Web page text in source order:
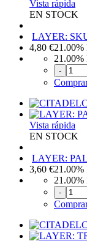
Vista rápida
EN STOCK
LAYER:
4,80 €21.00%
21.00%
-
Vista rápida
EN STOCK
LAYER:
3,60 €21.00%
21.00%
-